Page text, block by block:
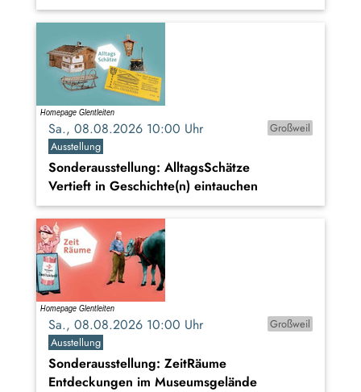
Sa., 08.08.2026 10:00 Uhr
Großweil
Ausstellung
Sonderausstellung: AlltagsSchätze
Vertieft in Geschichte(n) eintauchen
Sa., 08.08.2026 10:00 Uhr
Großweil
Ausstellung
Sonderausstellung: ZeitRäume
Entdeckungen im Museumsgelände